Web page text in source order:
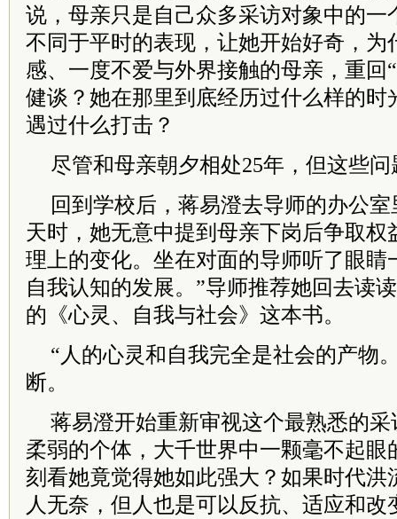
说，母亲只是自己众多采访对象中的一
不同于平时的表现，让她开始好奇，为
感、一度不爱与外界接触的母亲，重回
健谈？她在那里到底经历过什么样的时
遇过什么打击？
尽管和母亲朝夕相处25年，但这些
回到学校后，蒋易澄去导师的办公
天时，她无意中提到母亲下岗后争取权
理上的变化。坐在对面的导师听了眼睛
自我认知的发展。”导师推荐她回去读
的《心灵、自我与社会》这本书。
“人的心灵和自我完全是社会的产物
断。
蒋易澄开始重新审视这个最熟悉的
柔弱的个体，大千世界中一颗毫不起眼
刻看她竟觉得她如此强大？如果时代洪
人无奈，但人也是可以反抗、适应和改